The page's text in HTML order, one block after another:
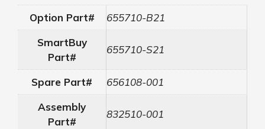
Option Part#
655710-B21
SmartBuy
Part#
655710-S21
Spare Part#
656108-001
Assembly
Part#
832510-001